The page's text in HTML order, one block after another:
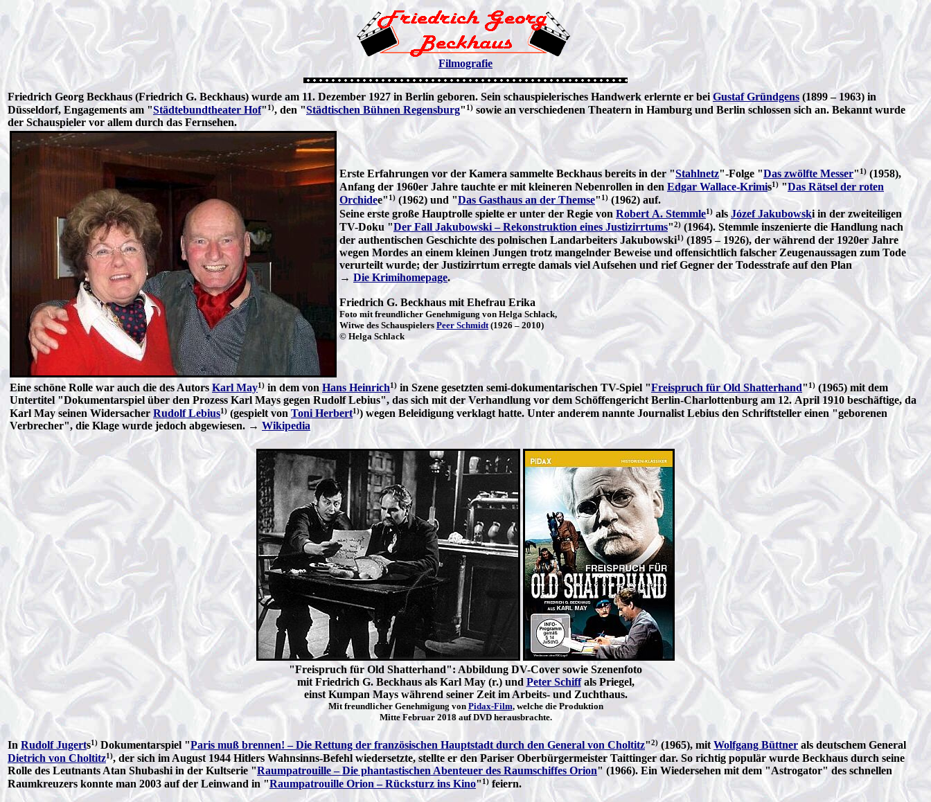
Filmografie
Friedrich Georg Beckhaus (Friedrich G. Beckhaus) wurde am 11. Dezember 1927 in Berlin geboren. Sein schauspielerisches Handwerk erlernte er bei Gustaf Gründgens (1899 – 1963) in
Düsseldorf, Engagements am "Städtebundtheater Hof"1), den "Städtischen Bühnen Regensburg" 1) sowie an verschiedenen Theatern in Hamburg und Berlin schlossen sich an.Bekannt wurde
der Schauspieler vor allem durch das Fernsehen.
Erste Erfahrungen vor der Kamera sammelte Beckhaus bereits in der "Stahlnetz"-Folge "Das zwölfte Messer" 1) (1958),
Anfang der 1960er Jahre tauchte er mit kleineren Nebenrollen in den Edgar Wallace-Krimis1)"Das Rätsel der roten
Orchidee" 1) (1962) und "Das Gasthaus an der Themse"1)(1962) auf.
Seine erste große Hauptrolle spielte er unter der Regie von Robert A. Stemmle1) alsJózef Jakubowski in der zweiteiligen
TV-Doku "Der Fall Jakubowski – Rekonstruktion eines Justizirrtums"2) (1964). Stemmle inszenierte die Handlung nach
der authentischen Geschichte des polnischen Landarbeiters Jakubowski1)(1895 – 1926), der während der 1920er Jahre
wegen Mordes an einem kleinen Jungen trotz mangelnder Beweise und offensichtlich falscher Zeugenaussagen zum Tode
verurteilt wurde; der Justizirrtum erregte damals viel Aufsehen und rief Gegner der Todesstrafe auf den Plan
→ Die Krimihomepage.
Friedrich G. Beckhaus mit Ehefrau Erika
Foto mit freundlicher Genehmigung von Helga Schlack,
Witwe des Schauspielers Peer Schmidt(1926 – 2010)
© Helga Schlack
Eine schöne Rolle war auch die des Autors Karl May1) in dem von Hans Heinrich1) in Szene gesetzten semi-dokumentarischen TV-Spiel "Freispruch für Old Shatterhand" 1) (1965) mit dem
Untertitel "Dokumentarspiel über den Prozess Karl Mays gegen Rudolf Lebius", das sich mit der Verhandlung vor dem Schöffengericht Berlin-Charlottenburg am 12. April 1910 beschäftige, da
Karl May seinen Widersacher Rudolf Lebius1) (gespielt von Toni Herbert1)) wegen Beleidigung verklagt hatte. Unter anderem nannte Journalist Lebius den Schriftsteller einen "geborenen
Verbrecher", die Klage wurde jedoch abgewiesen. → Wikipedia
"Freispruch für Old Shatterhand": Abbildung DV-Cover sowie Szenenfoto
mit Friedrich G. Beckhaus als Karl May (r.) und Peter Schiffals Priegel,
einst Kumpan Mays während seiner Zeit im Arbeits- und Zuchthaus.
Mit freundlicher Genehmigung von Pidax-Film, welche die Produktion
Mitte Februar 2018 auf DVD herausbrachte.
In Rudolf Jugerts1) Dokumentarspiel "Paris muß brennen! – Die Rettung der französischen Hauptstadt durch den General von Choltitz"2) (1965), mit Wolfgang Büttnerals deutschem General
Dietrich von Choltitz1), der sich im August 1944 Hitlers Wahnsinns-Befehl wiedersetzte, stellte er den Pariser Oberbürgermeister Taittinger dar. So richtig populär wurde Beckhaus durch seine
Rolle des Leutnants Atan Shubashi in der Kultserie "Raumpatrouille – Die phantastischen Abenteuer des Raumschiffes Orion" (1966). Ein Wiedersehen mit dem "Astrogator" des schnellen
Raumkreuzers konnte man 2003 auf der Leinwand in "Raumpatrouille Orion – Rücksturz ins Kino" 1) feiern.